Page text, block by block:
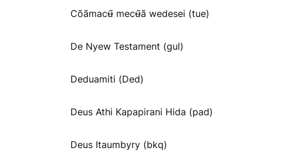
Cõãmacʉ̃ mecʉ̃ã wedesei (tue)
De Nyew Testament (gul)
Deduamiti (Ded)
Deus Athi Kapapirani Hida (pad)
Deus Itaumbyry (bkq)